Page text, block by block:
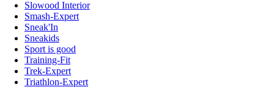
Slowood Interior
Smash-Expert
Sneak'In
Sneakids
Sport is good
Training-Fit
Trek-Expert
Triathlon-Expert